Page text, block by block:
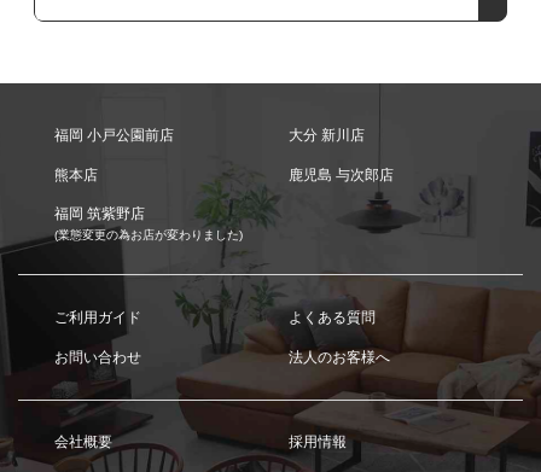
福岡 小戸公園前店 大分 新川店
熊本店 鹿児島 与次郎店
福岡 筑紫野店
(業態変更の為お店が変わりました)
ご利用ガイド よくある質問
お問い合わせ 法人のお客様へ
会社概要 採用情報